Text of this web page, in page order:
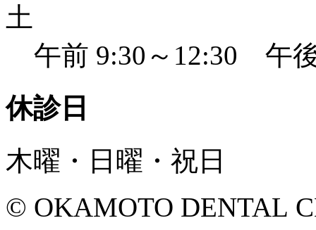
土
午前 9:30～12:30 午
休診日
木曜・日曜・祝日
© OKAMOTO DENTAL